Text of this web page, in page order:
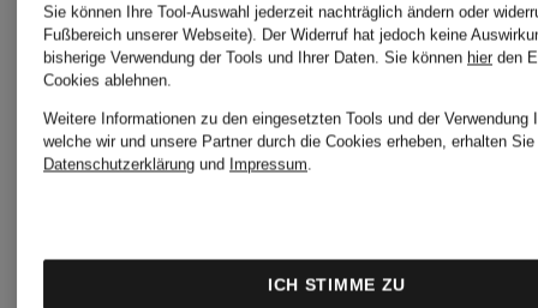
NEW
YORK
CHF 129
aus
CHF
CHF 199
Sie können Ihre Tool-Auswahl jederzeit nachträglich ändern oder
Fußbereich unserer Webseite). Der Widerruf hat jedoch keine
bisherige Verwendung der Tools und Ihrer Daten. Sie können hier den
Cookies ablehnen.
Weitere Informationen zu den eingesetzten Tools und der Verwendung
welche wir und unsere Partner durch die Cookies erheben, erhalten
Datenschutzerklärung und Impressum.
ICH STIMME ZU